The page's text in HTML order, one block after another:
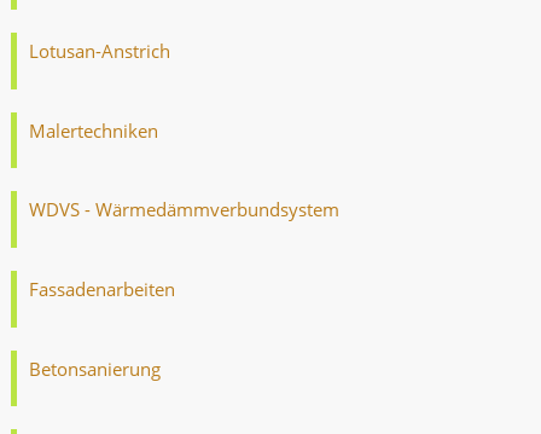
Lotusan-Anstrich
Malertechniken
WDVS - Wärmedämmverbundsystem
Fassadenarbeiten
Betonsanierung